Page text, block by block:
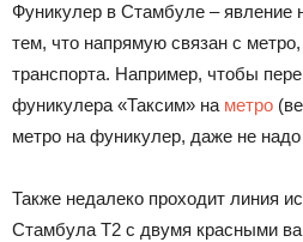
Фуникулер в Стамбуле – явление
тем, что напрямую связан с
транспорта. Например, чтобы
фуникулера «Таксим» на метро
метро на фуникулер, даже не надо
Также недалеко проходит линия
Стамбула Т2 с двумя красными